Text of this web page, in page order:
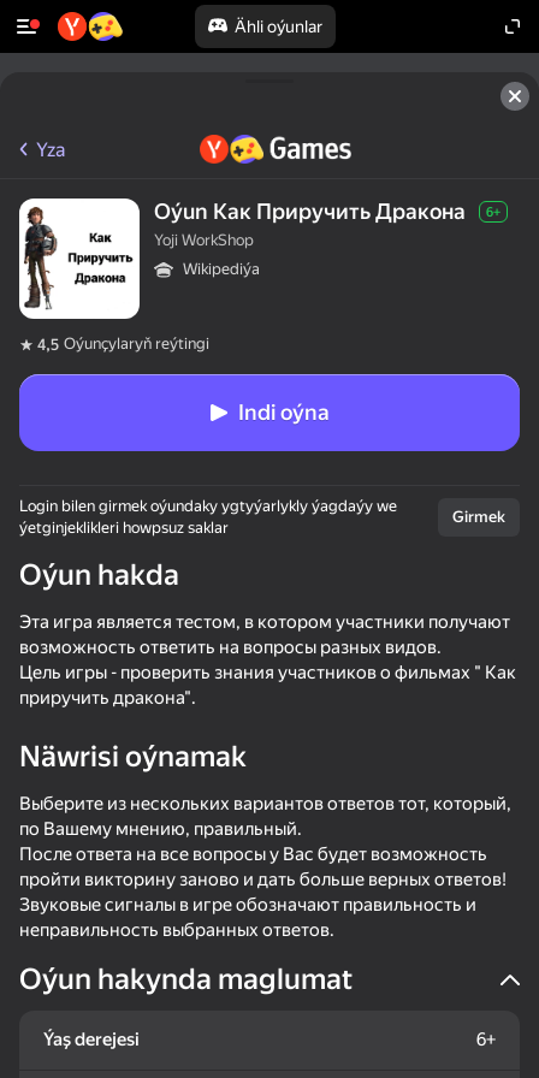
Ähli oýunlar
Bu oýun diňe peýza
ugry goldaýar
Oýun
Call Metromen
Yza
Oýun Как Приручить Дракона 6+
Yoji WorkShop
Wikipediýa
4,5 Oýunçylaryň reýtingi
Indi oýna
Login bilen girmek oýundaky ygtyýarlykly ýagdaýy we
ýetginjeklikleri howpsuz saklar
Girmek
Oýun hakda
Эта игра является тестом, в котором участники получают
возможность ответить на вопросы разных видов.
Цель игры - проверить знания участников о фильмах " Как
приручить дракона".
Näwrisi oýnamak
Выберите из нескольких вариантов ответов тот, который,
по Вашему мнению, правильный.
После ответа на все вопросы у Вас будет возможность
пройти викторину заново и дать больше верных ответов!
Звуковые сигналы в игре обозначают правильность и
неправильность выбранных ответов.
Oýun hakynda maglumat
Ýaş derejesi 6+